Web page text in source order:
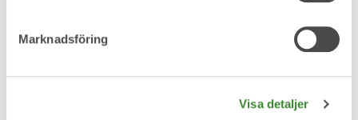
Marknadsföring
Visa detaljer
Bok - utan pärm